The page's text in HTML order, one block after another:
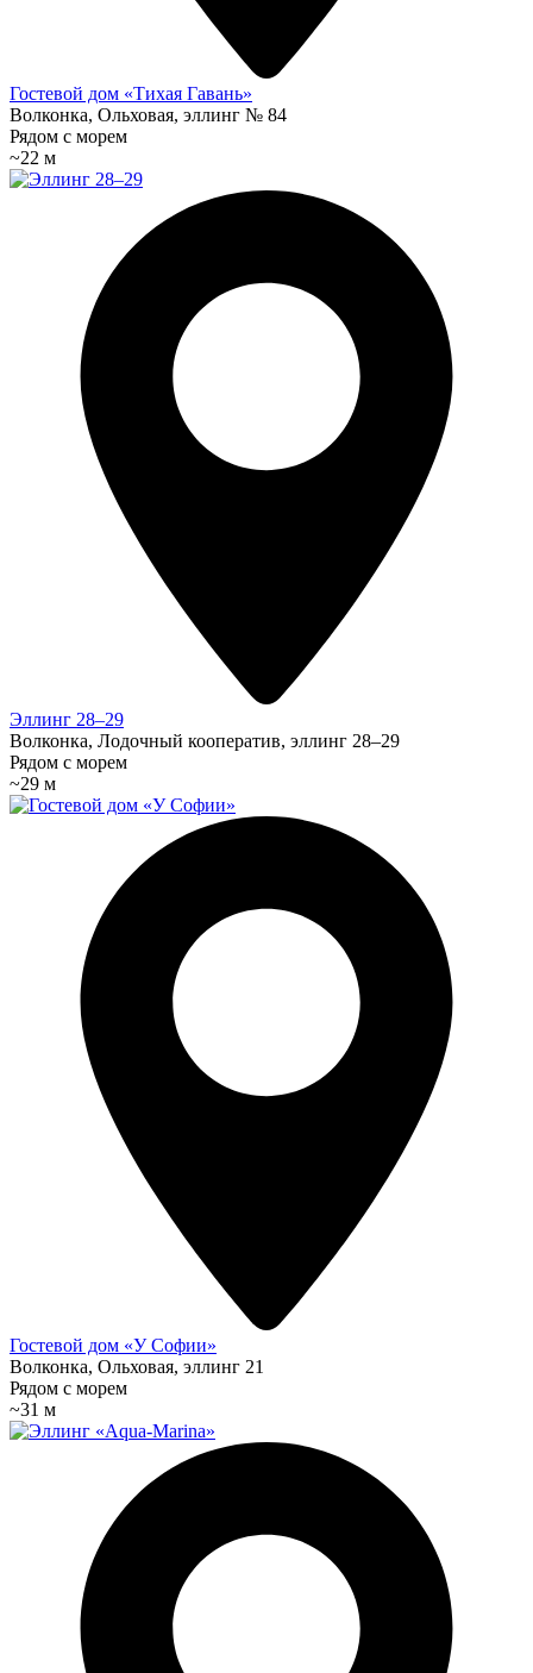
Гостевой дом «Тихая Гавань»
Волконка, Ольховая, эллинг № 84
Рядом с морем
~22 м
Эллинг 28–29
Волконка, Лодочный кооператив, эллинг 28–29
Рядом с морем
~29 м
Гостевой дом «У Софии»
Волконка, Ольховая, эллинг 21
Рядом с морем
~31 м